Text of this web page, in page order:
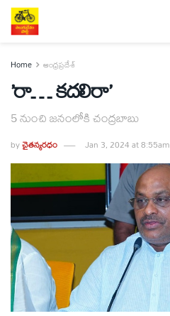
Home ఆంధ్రప్రదేశ్
’రా… కదలిరా’
5 నుంచి జనంలోకి చంద్రబాబు
byచైతన్యరధం Jan 3, 2024 at 8:55am